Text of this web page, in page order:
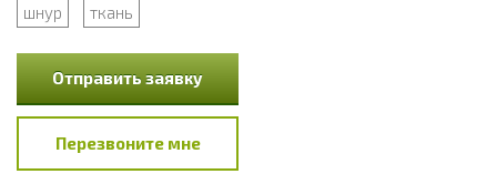
шнур
ткань
Отправить заявку
Перезвоните мне